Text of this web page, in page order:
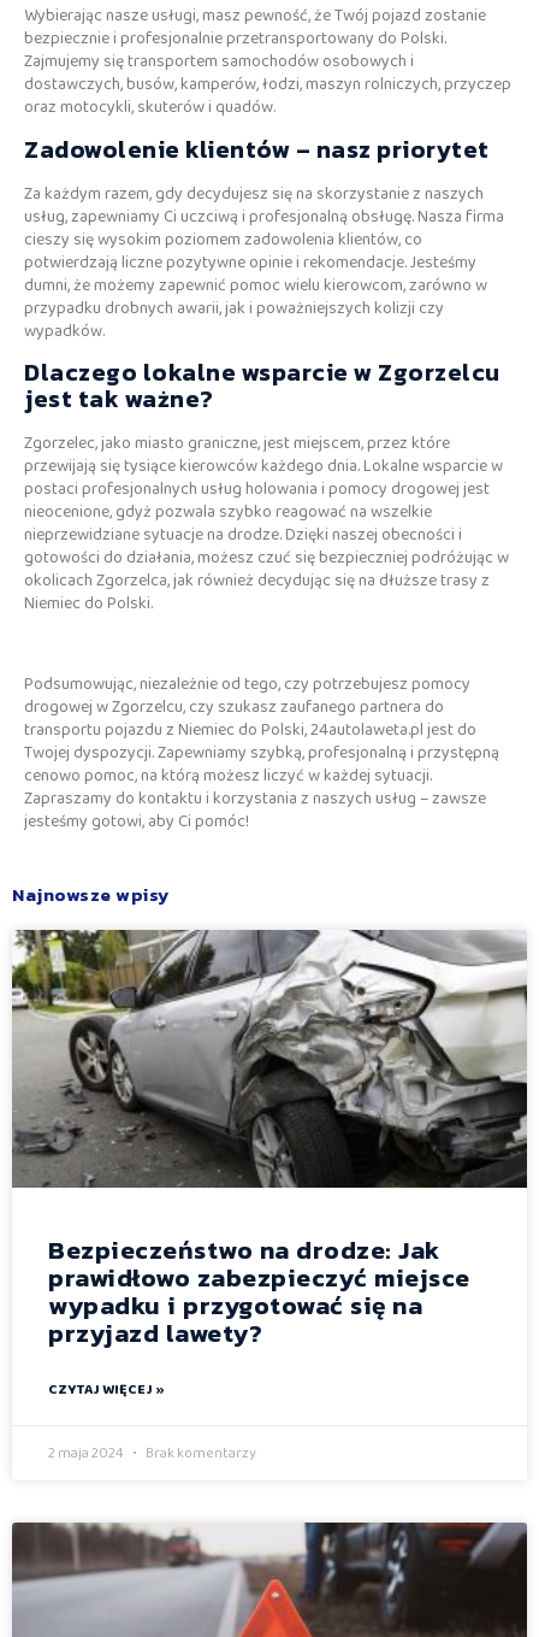
Wybierając nasze usługi, masz pewność, że Twój pojazd zostanie
bezpiecznie i profesjonalnie przetransportowany do Polski.
Zajmujemy się transportem samochodów osobowych i
dostawczych, busów, kamperów, łodzi, maszyn rolniczych, przyczep
oraz motocykli, skuterów i quadów.
Zadowolenie klientów – nasz priorytet
Za każdym razem, gdy decydujesz się na skorzystanie z naszych
usług, zapewniamy Ci uczciwą i profesjonalną obsługę. Nasza firma
cieszy się wysokim poziomem zadowolenia klientów, co
potwierdzają liczne pozytywne opinie i rekomendacje. Jesteśmy
dumni, że możemy zapewnić pomoc wielu kierowcom, zarówno w
przypadku drobnych awarii, jak i poważniejszych kolizji czy
wypadków.
Dlaczego lokalne wsparcie w Zgorzelcu
jest tak ważne?
Zgorzelec, jako miasto graniczne, jest miejscem, przez które
przewijają się tysiące kierowców każdego dnia. Lokalne wsparcie w
postaci profesjonalnych usług holowania i pomocy drogowej jest
nieocenione, gdyż pozwala szybko reagować na wszelkie
nieprzewidziane sytuacje na drodze. Dzięki naszej obecności i
gotowości do działania, możesz czuć się bezpieczniej podróżując w
okolicach Zgorzelca, jak również decydując się na dłuższe trasy z
Niemiec do Polski.
Podsumowując, niezależnie od tego, czy potrzebujesz pomocy
drogowej w Zgorzelcu, czy szukasz zaufanego partnera do
transportu pojazdu z Niemiec do Polski, 24autolaweta.pl jest do
Twojej dyspozycji. Zapewniamy szybką, profesjonalną i przystępną
cenowo pomoc, na którą możesz liczyć w każdej sytuacji.
Zapraszamy do kontaktu i korzystania z naszych usług – zawsze
jesteśmy gotowi, aby Ci pomóc!
Najnowsze wpisy
Bezpieczeństwo na drodze: Jak
prawidłowo zabezpieczyć miejsce
wypadku i przygotować się na
przyjazd lawety?
CZYTAJ WIĘCEJ »
2 maja 2024 Brak komentarzy